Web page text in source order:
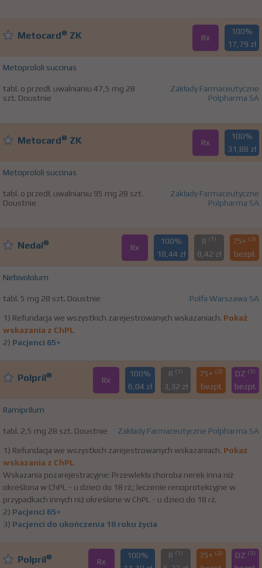
Metocard® ZK Rx
100%
17,79 zł
Metoprololi succinas
tabl. o przedł. uwalnianiu 47,5 mg 28
szt. Doustnie
Zakłady Farmaceutyczne
Polpharma SA
Metocard® ZK Rx
100%
31,88 zł
Metoprololi succinas
tabl. o przedł. uwalnianiu 95 mg 28 szt.
Doustnie
Zakłady Farmaceutyczne
Polpharma SA
Nedal® Rx
100%
18,44 zł
R (1)
8,42 zł
75+ (2)
bezpł.
Nebivololum
tabl. 5 mg 28 szt. Doustnie Polfa Warszawa SA
1) Refundacja we wszystkich zarejestrowanych wskazaniach. Pokaż
wskazania z ChPL
2) Pacjenci 65+
Polpril® Rx
100%
6,04 zł
R (1)
3,32 zł
75+ (2)
bezpł.
DZ (3)
bezpł.
Ramiprilum
tabl. 2,5 mg 28 szt. Doustnie Zakłady Farmaceutyczne Polpharma SA
1) Refundacja we wszystkich zarejestrowanych wskazaniach. Pokaż
wskazania z ChPL
Wskazania pozarejestracyjne: Przewlekła choroba nerek inna niż
określona w ChPL - u dzieci do 18 rż.; leczenie renoprotekcyjne w
przypadkach innych niż określone w ChPL - u dzieci do 18 rż.
2) Pacjenci 65+
3) Pacjenci do ukończenia 18 roku życia
Polpril® Rx
100%
R (1) 75+ (2) DZ (3)